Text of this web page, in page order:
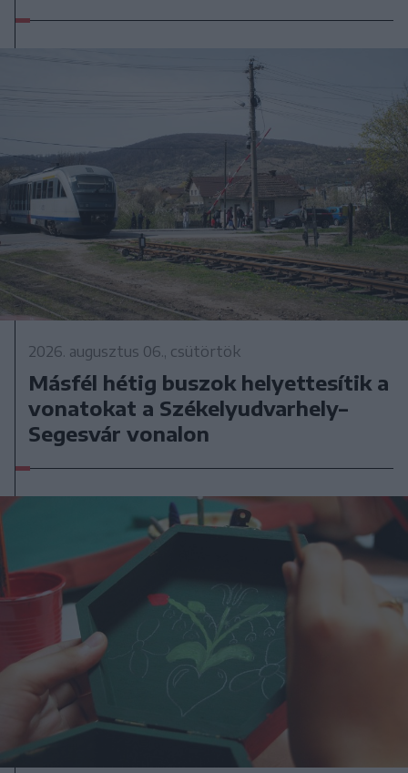
2026. augusztus 06., csütörtök
Másfél hétig buszok helyettesítik a
vonatokat a Székelyudvarhely–
Segesvár vonalon